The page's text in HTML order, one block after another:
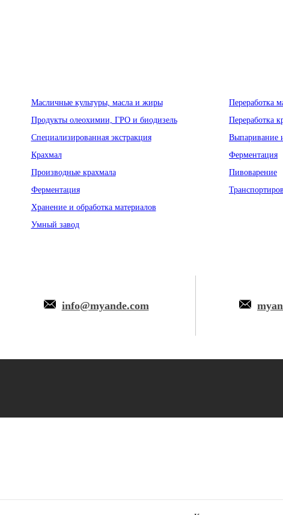
Масличные культуры, масла и жиры
Продукты олеохимии, ГРО и биодизель
Специализированная экстракция
Крахмал
Производные крахмала
Ферментация
Хранение и обработка материалов
Умный завод
Переработка
Переработка
Выпаривание
Ферментация
Пивоварение
info@myande.com
ПРАВА ©